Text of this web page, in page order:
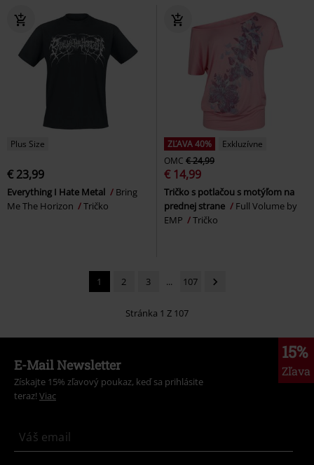
Plus Size
€ 23,99
Everything I Hate Metal
Bring
Me The Horizon
Tričko
ZĽAVA 40%
Exkluzívne
OMC € 24,99
€ 14,99
Tričko s potlačou s motýľom na
prednej strane
Full Volume by
EMP
Tričko
1 2 3 ... 107
Stránka 1 Z 107
15%
Zľava
E-Mail Newsletter
Získajte 15% zľavový poukaz, keď sa prihlásite
teraz! Viac